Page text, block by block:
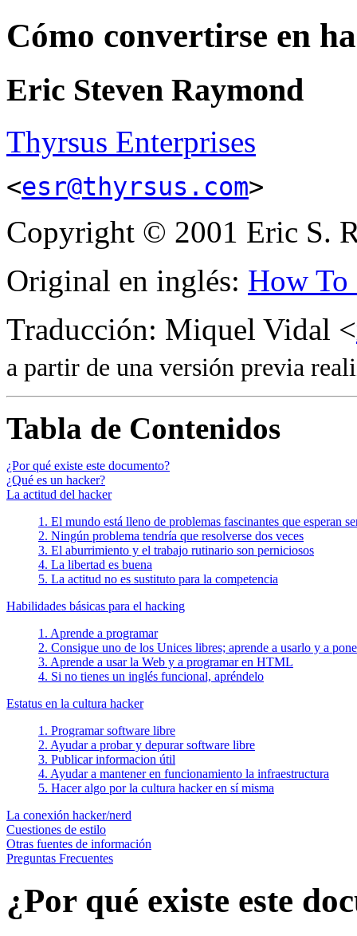
Cómo convertirse en
Eric Steven Raymond
Thyrsus Enterprises
<esr@thyrsus.com>
Copyright © 2001 Eric S.
Original en inglés: How To
Traducción: Miquel Vidal <
a partir de una versión previa
Tabla de Contenidos
¿Por qué existe este documento?
¿Qué es un hacker?
La actitud del hacker
1. El mundo está lleno de problemas fascinantes que esperan
2. Ningún problema tendría que resolverse dos veces
3. El aburrimiento y el trabajo rutinario son perniciosos
4. La libertad es buena
5. La actitud no es sustituto para la competencia
Habilidades básicas para el hacking
1. Aprende a programar
2. Consigue uno de los Unices libres; aprende a usarlo y a
3. Aprende a usar la Web y a programar en HTML
4. Si no tienes un inglés funcional, apréndelo
Estatus en la cultura hacker
1. Programar software libre
2. Ayudar a probar y depurar software libre
3. Publicar informacion útil
4. Ayudar a mantener en funcionamiento la infraestructura
5. Hacer algo por la cultura hacker en sí misma
La conexión hacker/nerd
Cuestiones de estilo
Otras fuentes de información
Preguntas Frecuentes
¿Por qué existe este